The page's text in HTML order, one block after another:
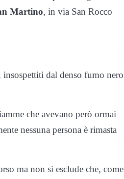
Martino, in via San Rocco
dal denso fumo nero
che avevano però ormai
nessuna persona è rimasta
ma non si esclude che, come